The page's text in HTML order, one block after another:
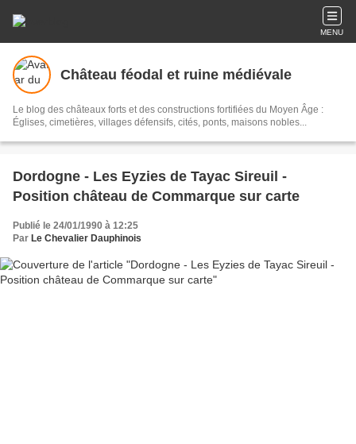
MENU
Château féodal et ruine médiévale
Le blog des châteaux forts et des constructions fortifiées du Moyen Âge :
Églises, cimetières, villages défensifs, cités, ponts, maisons nobles...
Dordogne - Les Eyzies de Tayac Sireuil -
Position château de Commarque sur carte
Publié le 24/01/1990 à 12:25
Par Le Chevalier Dauphinois